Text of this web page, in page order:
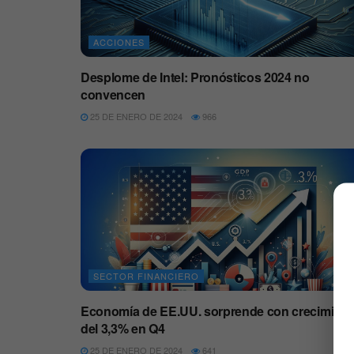
ACCIONES
Desplome de Intel: Pronósticos 2024 no
convencen
25 DE ENERO DE 2024 966
SECTOR FINANCIERO
Economía de EE.UU. sorprende con crecimiento
del 3,3% en Q4
25 DE ENERO DE 2024 641